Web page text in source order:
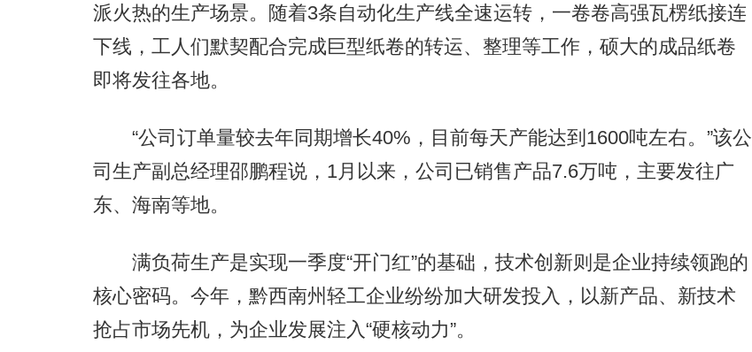
派火热的生产场景。随着3条自动化生产线全速运转，一卷卷高强瓦楞纸接连
下线，工人们默契配合完成巨型纸卷的转运、整理等工作，硕大的成品纸卷
即将发往各地。
“公司订单量较去年同期增长40%，目前每天产能达到1600吨左右。”该公
司生产副总经理邵鹏程说，1月以来，公司已销售产品7.6万吨，主要发往广
东、海南等地。
满负荷生产是实现一季度“开门红”的基础，技术创新则是企业持续领跑的
核心密码。今年，黔西南州轻工企业纷纷加大研发投入，以新产品、新技术
抢占市场先机，为企业发展注入“硬核动力”。